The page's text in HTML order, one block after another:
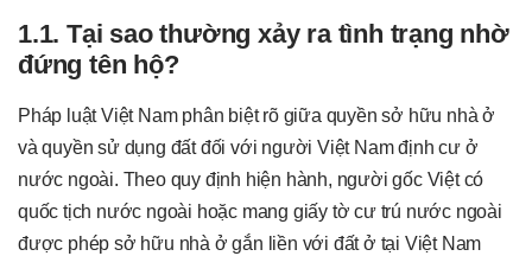
1.1. Tại sao thường xảy ra tình trạng nhờ
đứng tên hộ?
Pháp luật Việt Nam phân biệt rõ giữa quyền sở hữu nhà ở
và quyền sử dụng đất đối với người Việt Nam định cư ở
nước ngoài. Theo quy định hiện hành, người gốc Việt có
quốc tịch nước ngoài hoặc mang giấy tờ cư trú nước ngoài
được phép sở hữu nhà ở gắn liền với đất ở tại Việt Nam